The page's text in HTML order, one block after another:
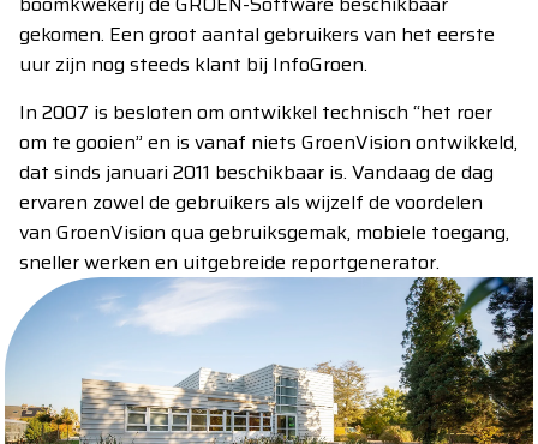
gekomen. Een groot aantal gebruikers van het eerste
uur zijn nog steeds klant bij InfoGroen.
In 2007 is besloten om ontwikkel technisch “het roer
om te gooien” en is vanaf niets GroenVision ontwikkeld,
dat sinds januari 2011 beschikbaar is. Vandaag de dag
ervaren zowel de gebruikers als wijzelf de voordelen
van GroenVision qua gebruiksgemak, mobiele toegang,
sneller werken en uitgebreide reportgenerator.